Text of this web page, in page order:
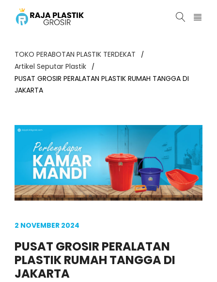
TOKO PERABOTAN PLASTIK TERDEKAT /
Artikel Seputar Plastik /
PUSAT GROSIR PERALATAN PLASTIK RUMAH TANGGA DI
JAKARTA
2 NOVEMBER 2024
PUSAT GROSIR PERALATAN
PLASTIK RUMAH TANGGA DI
JAKARTA